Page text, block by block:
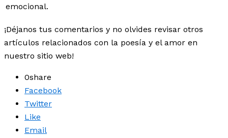
emocional.
¡Déjanos tus comentarios y no olvides revisar otros
artículos relacionados con la poesía y el amor en
nuestro sitio web!
0share
Facebook
Twitter
Like
Email